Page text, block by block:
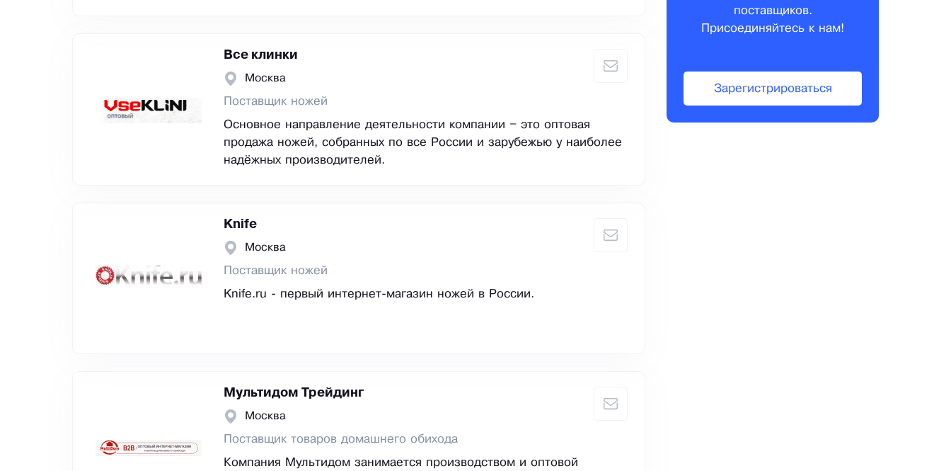
Все клинки
Москва
Поставщик ножей
Основное направление деятельности компании – это оптовая
продажа ножей, собранных по все России и зарубежью у наиболее
надёжных производителей.
Knife
Москва
Поставщик ножей
Knife.ru - первый интернет-магазин ножей в России.
Мультидом Трейдинг
Москва
Поставщик товаров домашнего обихода
Компания Мультидом занимается производством и оптовой
поставщиков.
Присоединяйтесь к нам!
Зарегистрироваться